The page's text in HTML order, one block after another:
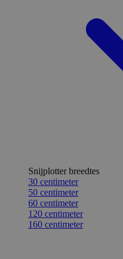
Snijplotter breedtes
30 centimeter
50 centimeter
60 centimeter
120 centimeter
160 centimeter